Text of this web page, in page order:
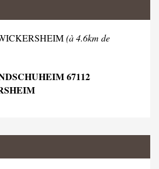
(à 4.6km de
67112